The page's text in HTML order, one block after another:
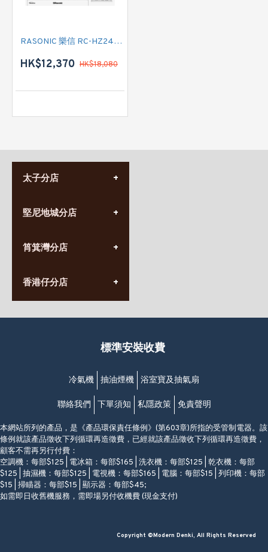
RASONIC 樂信 RC-HZ240A 二匹半 變頻式冷暖窗口式冷氣機 (附遙控)
HK$12,370 HK$18,080
太子分店
營業時間:
九龍太子太子道西141號
堅尼地城分店
營業時間:
香港堅尼地城卑路乍街
(堅尼地城地鐵站B出口)
筲箕灣分店
營業時間:
(10:00am-20:30pm)
香港仔分店
營業時間:
香港香港仔成都道20-28號
(黃竹坑地鐵站轉4M專線小巴)
標準安裝收費
冷氣機 抽油煙機 浴室寶及抽氣扇
聯絡我們 下單須知 私隱政策 免責聲明
本網站所列的產品，是《產品環保責任條例》(第603章)所指的受管制電器。該
條例就該產品徵收下列循環再造徵費，已經就該產品徵收下列循環再造徵費，
顧客不需再另行付費：
空調機：每部$125 | 電冰箱：每部$165 | 洗衣機：每部$125 | 乾衣機：每部
$125 | 抽濕機：每部$125 | 電視機：每部$165 | 電腦：每部$15 | 列印機：每部
$15 | 掃瞄器：每部$15 | 顯示器：每部$45;
如需即日收舊機服務，需即場另付收機費 (現金支付)
Copyright ©Modern Denki, All Rights Reserved